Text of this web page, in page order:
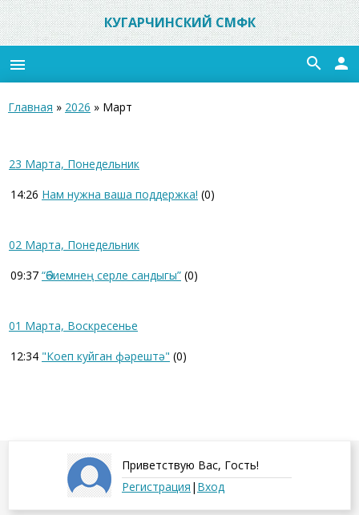
КУГАРЧИНСКИЙ СМФК
menu person
search
Главная » 2026 » Март
23 Марта, Понедельник
14:26 Нам нужна ваша поддержка! (0)
02 Марта, Понедельник
09:37 “Әбиемнең серле сандыгы” (0)
01 Марта, Воскресенье
12:34 "Коеп куйган фәрештә" (0)
Приветствую Вас, Гость!
Регистрация | Вход